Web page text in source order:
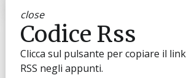
close
Codice Rss
Clicca sul pulsante per copiare il link
RSS negli appunti.